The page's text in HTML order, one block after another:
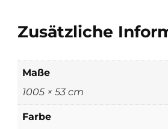
Zusätzliche
Maße
1005 × 53 cm
Farbe